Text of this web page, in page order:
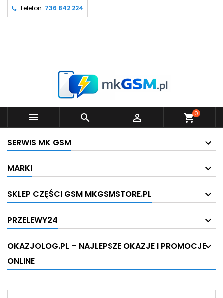
Telefon: 736 842 224
   shopping_cart0
SERWIS MK GSM
MARKI
SKLEP CZĘŚCI GSM MKGSMSTORE.PL
PRZELEWY24
OKAZJOLOG.PL – NAJLEPSZE OKAZJE I PROMOCJE
ONLINE